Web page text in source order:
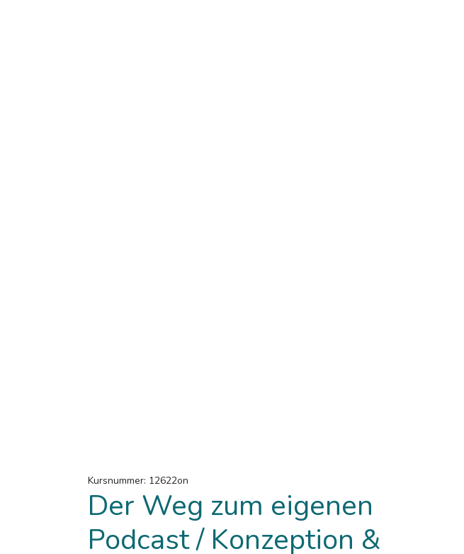
Kursnummer: 12622on
Der Weg zum eigenen
Podcast / Konzeption &